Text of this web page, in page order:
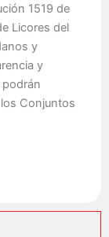
1519 de
Licores del
y
y
Conjuntos